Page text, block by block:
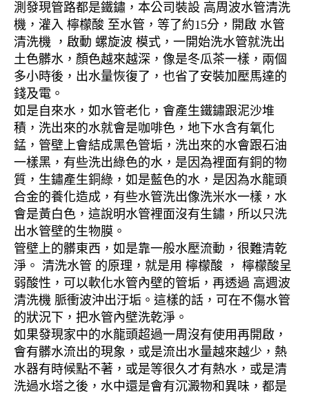
測發現管路都是鐵鏽，本公司裝設 高周波水管清洗
機，灌入 檸檬酸 至水管，等了約15分，開啟 水管
清洗機 ，啟動 螺旋波 模式，一開始洗水管就洗出
土色髒水，顏色越來越深，像是冬瓜茶一樣，兩個
多小時後，出水量恢復了，也省了安裝加壓馬達的
錢及電。
如是自來水，如水管老化，會產生鐵鏽跟泥沙堆
積，洗出來的水就會是咖啡色，地下水含有氧化
錳，管壁上會結成黑色管垢，洗出來的水會跟石油
一樣黑，有些洗出綠色的水，是因為裡面有銅的物
質，生鏽產生銅綠，如是藍色的水，是因為水龍頭
合金的養化造成，有些水管洗出像洗米水一樣，水
會是黃白色，這說明水管裡面沒有生鏽，所以只洗
出水管壁的生物膜。
管壁上的髒東西，如是靠一般水壓流動，很難清乾
淨。 清洗水管 的原理，就是用 檸檬酸 ， 檸檬酸呈
弱酸性，可以軟化水管內壁的管垢，再透過 高週波
清洗機 脈衝波沖出汙垢。這樣的話，可在不傷水管
的狀況下，把水管內壁洗乾淨。
如果發現家中的水龍頭超過一周沒有使用再開啟，
會有髒水流出的現象，或是流出水量越來越少，熱
水器有時候點不著，或是等很久才有熱水，或是清
洗過水塔之後，水中還是會有沉澱物和異味，都是